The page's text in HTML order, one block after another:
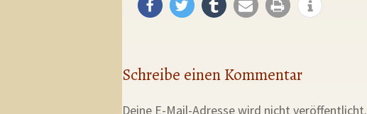
Schreibe einen Kommentar
Deine E-Mail-Adresse wird nicht veröffentlicht.